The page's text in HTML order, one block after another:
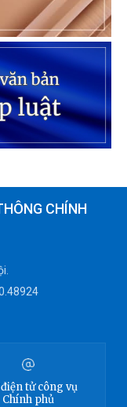
CHÍNH
tử công vụ
Chính phủ